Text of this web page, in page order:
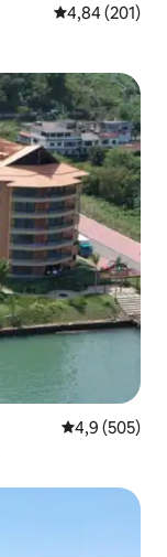
4,84 (201)
4,9 (505)